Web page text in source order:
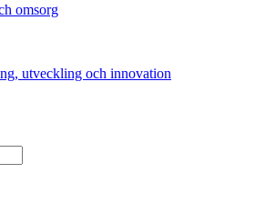
omsorg
utveckling och innovation